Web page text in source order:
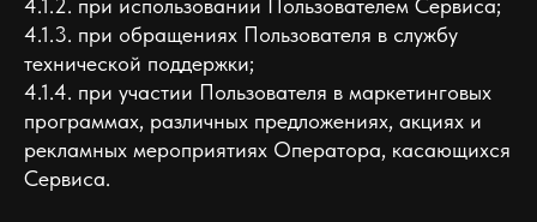
4.1.2. при использовании Пользователем Сервиса;
4.1.3. при обращениях Пользователя в службу
технической поддержки;
4.1.4. при участии Пользователя в маркетинговых
программах, различных предложениях, акциях и
рекламных мероприятиях Оператора, касающихся
Сервиса.